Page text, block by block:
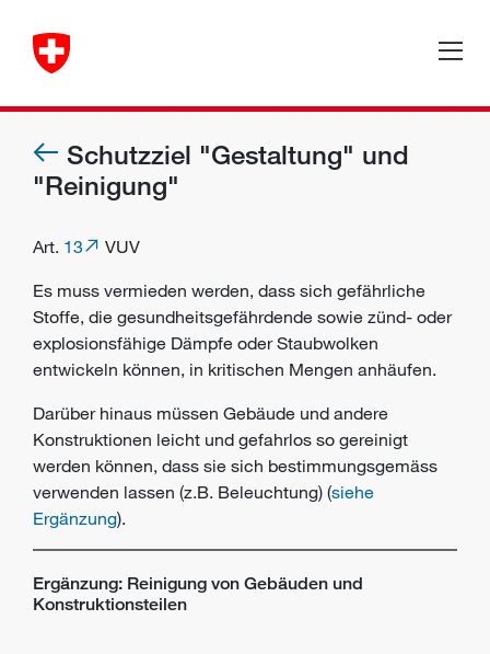
Schutzziel "Gestaltung" und
"Reinigung"
Art. 13
VUV
Es muss vermieden werden, dass sich gefährliche
Stoffe, die gesundheitsgefährdende sowie zünd- oder
explosionsfähige Dämpfe oder Staubwolken
entwickeln können, in kritischen Mengen anhäufen.
Darüber hinaus müssen Gebäude und andere
Konstruktionen leicht und gefahrlos so gereinigt
werden können, dass sie sich bestimmungsgemäss
verwenden lassen (z.B. Beleuchtung) (siehe
Ergänzung).
Ergänzung: Reinigung von Gebäuden und
Konstruktionsteilen